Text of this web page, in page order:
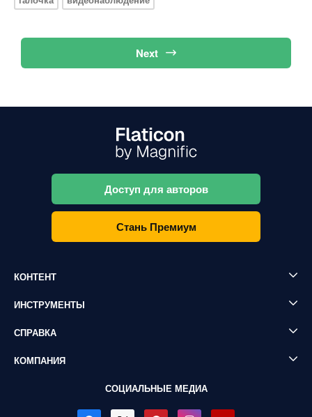
Next
Доступ для авторов
Стань Премиум
КОНТЕНТ
ИНСТРУМЕНТЫ
СПРАВКА
КОМПАНИЯ
СОЦИАЛЬНЫЕ МЕДИА